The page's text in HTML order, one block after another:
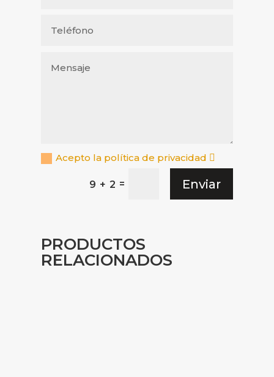
Acepto la política de privacidad
9 + 2 = Enviar
PRODUCTOS
RELACIONADOS